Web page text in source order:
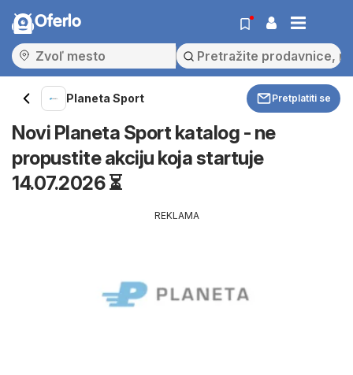
Oferlo
Planeta Sport Pretplatiti se
Novi Planeta Sport katalog - ne
propustite akciju koja startuje
14.07.2026 ⏳
REKLAMA